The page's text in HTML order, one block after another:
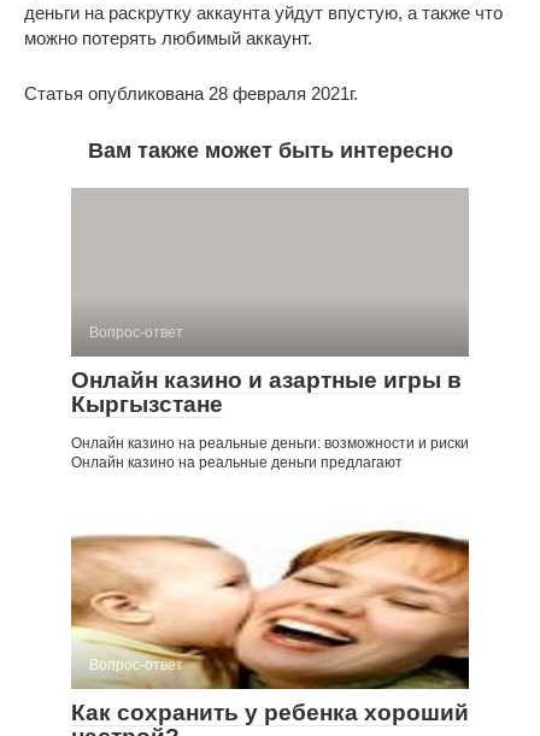
деньги на раскрутку аккаунта уйдут впустую, а также что
можно потерять любимый аккаунт.
Статья опубликована 28 февраля 2021г.
Вам также может быть интересно
Вопрос-ответ
Онлайн казино и азартные игры в
Кыргызстане
Онлайн казино на реальные деньги: возможности и риски
Онлайн казино на реальные деньги предлагают
Вопрос-ответ
Как сохранить у ребенка хороший